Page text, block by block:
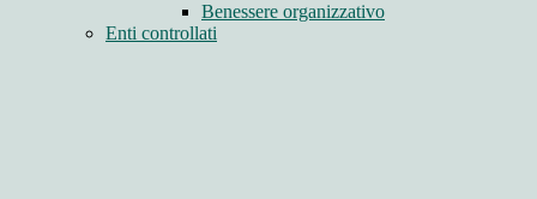
Benessere organizzativo
Enti controllati